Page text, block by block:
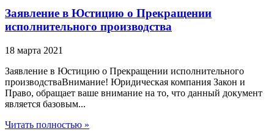
Заявление в Юстицию о Прекращении
исполнительного производства
18 марта 2021
Заявление в Юстицию о Прекращении исполнительного
производстваВнимание! Юридическая компания Закон и
Право, обращает ваше внимание на то, что данный документ
является базовым...
Читать полностью »